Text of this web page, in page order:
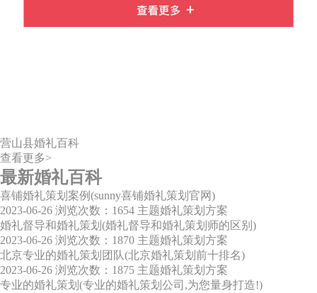
营山县婚礼百科
查看更多>
最新婚礼百科
喜铺婚礼策划案例(sunny喜铺婚礼策划官网)
2023-06-26 浏览次数：1654 主题婚礼策划方案
婚礼督导和婚礼策划(婚礼督导和婚礼策划师的区别)
2023-06-26 浏览次数：1870 主题婚礼策划方案
北京专业的婚礼策划团队(北京婚礼策划前十排名)
2023-06-26 浏览次数：1875 主题婚礼策划方案
专业的婚礼策划(专业的婚礼策划公司,为您量身打造!)